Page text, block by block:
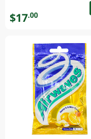
$17.00